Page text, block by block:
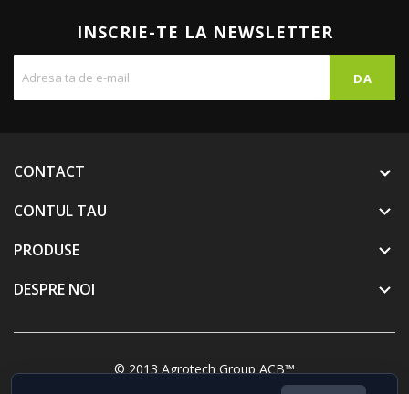
INSCRIE-TE LA NEWSLETTER
CONTACT
CONTUL TAU

PRODUSE 
DESPRE NOI 
© 2013 Agrotech Group ACB™